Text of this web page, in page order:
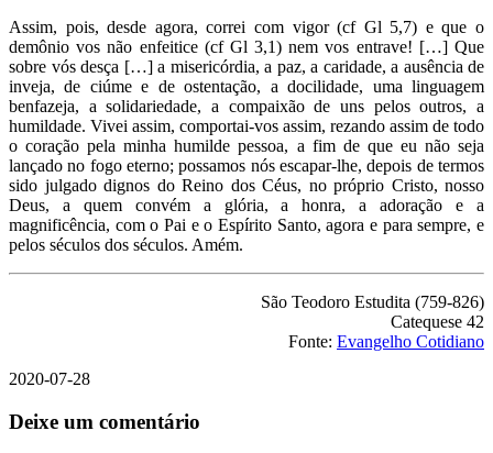
Assim, pois, desde agora, correi com vigor (cf Gl 5,7) e que o
demônio vos não enfeitice (cf Gl 3,1) nem vos entrave! […] Que
sobre vós desça […] a misericórdia, a paz, a caridade, a ausência de
inveja, de ciúme e de ostentação, a docilidade, uma linguagem
benfazeja, a solidariedade, a compaixão de uns pelos outros, a
humildade. Vivei assim, comportai-vos assim, rezando assim de todo
o coração pela minha humilde pessoa, a fim de que eu não seja
lançado no fogo eterno; possamos nós escapar-lhe, depois de termos
sido julgado dignos do Reino dos Céus, no próprio Cristo, nosso
Deus, a quem convém a glória, a honra, a adoração e a
magnificência, com o Pai e o Espírito Santo, agora e para sempre, e
pelos séculos dos séculos. Amém.
São Teodoro Estudita (759-826)
Catequese 42
Fonte: Evangelho Cotidiano
2020-07-28
Deixe um comentário